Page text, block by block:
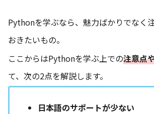
Pythonを学ぶなら、魅力ばかりでなく
おきたいもの。
ここからはPythonを学ぶ上での注意点
て、次の2点を解説します。
日本語のサポートが少ない